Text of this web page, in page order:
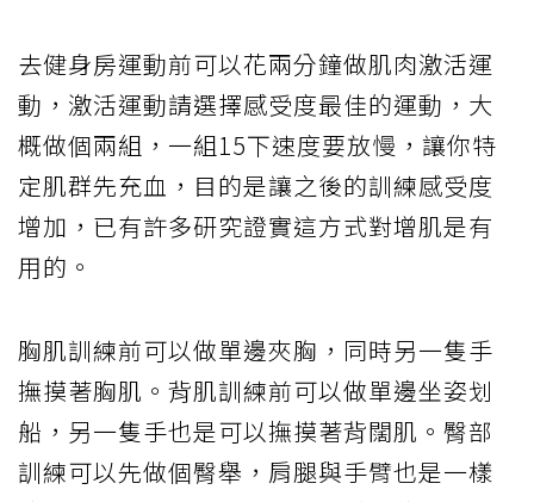
去健身房運動前可以花兩分鐘做肌肉激活運
動，激活運動請選擇感受度最佳的運動，大
概做個兩組，一組15下速度要放慢，讓你特
定肌群先充血，目的是讓之後的訓練感受度
增加，已有許多研究證實這方式對增肌是有
用的。
胸肌訓練前可以做單邊夾胸，同時另一隻手
撫摸著胸肌。背肌訓練前可以做單邊坐姿划
船，另一隻手也是可以撫摸著背闊肌。臀部
訓練可以先做個臀舉，肩腿與手臂也是一樣